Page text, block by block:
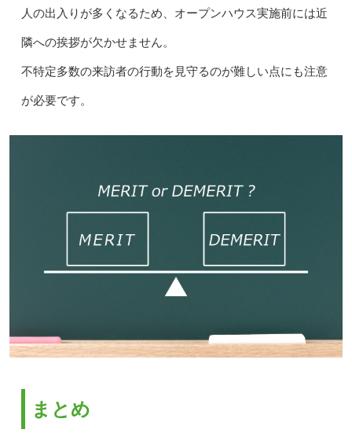
人の出入りが多くなるため、オープンハウス実施前には近
隣への挨拶が欠かせません。
不特定多数の来訪者の行動を見守るのが難しい点にも注意
が必要です。
まとめ